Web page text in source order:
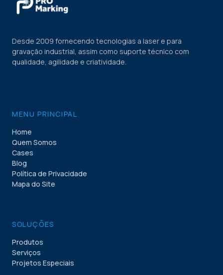
Desde 2009 fornecendo tecnologias a laser e para
gravação industrial, assim como suporte técnico com
qualidade, agilidade e criatividade.
MENU PRINCIPAL
Home
Quem Somos
Cases
Blog
Política de Privacidade
Mapa do Site
SOLUÇÕES
Produtos
Serviços
Projetos Especiais